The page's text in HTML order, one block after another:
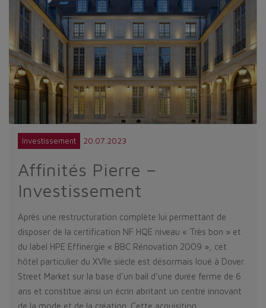
Investissement 20.07.2023
Affinités Pierre –
Investissement
Après une restructuration complète lui permettant de
disposer de la certification NF HQE niveau « Très bon » et
du label HPE Effinergie « BBC Rénovation 2009 », cet
hôtel particulier du XVIIe siècle est désormais loué à Dover
Street Market sur la base d’un bail d’une durée ferme de 6
ans et constitue ainsi un écrin abritant un centre innovant
de la mode et de la création. Cette acquisition…